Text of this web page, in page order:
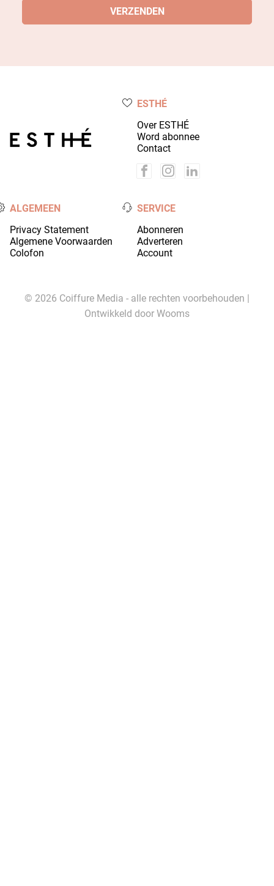
ESTHÉ
Over ESTHÉ
Word abonnee
Contact
ALGEMEEN
Privacy Statement
Algemene Voorwaarden
Colofon
SERVICE
Abonneren
Adverteren
Account
© 2026 Coiffure Media - alle rechten voorbehouden |
Ontwikkeld door Wooms